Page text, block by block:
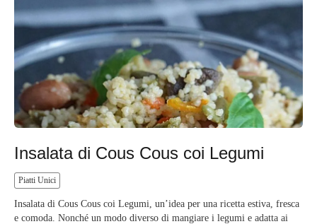
Insalata di Cous Cous coi Legumi
Piatti Unici
Insalata di Cous Cous coi Legumi, un’idea per una ricetta estiva, fresca
e comoda. Nonché un modo diverso di mangiare i legumi e adatta ai